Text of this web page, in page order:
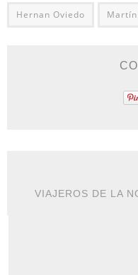
Hernan Oviedo
VIAJEROS DE LA